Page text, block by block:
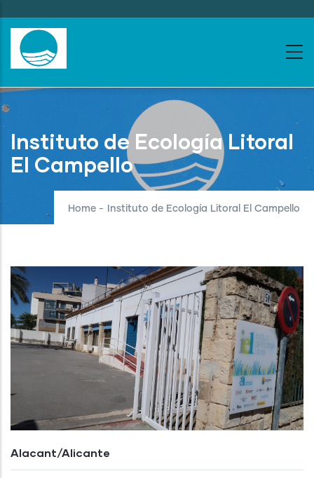
to
main
content
Instituto de Ecología Litoral
El Campello
Home - Instituto de Ecología Litoral El Campello
Alacant/Alicante